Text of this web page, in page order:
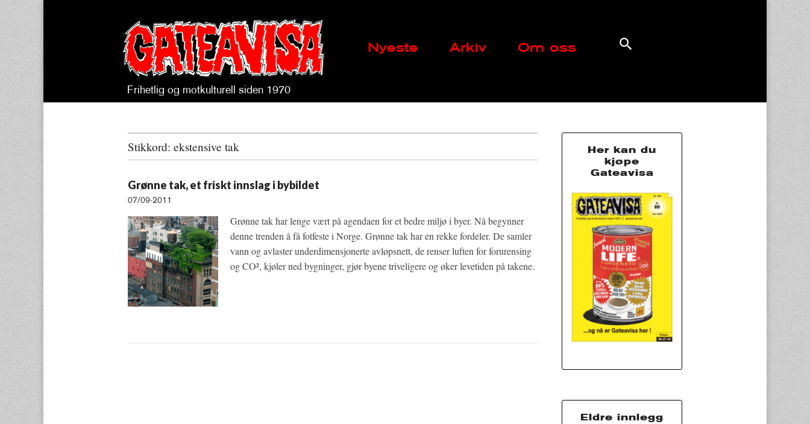
Frihetlig og motkulturell siden 1970
Main
Skip
Nyeste Arkiv Om oss
Stikkord: ekstensive tak
Grønne tak, et friskt innslag i bybildet
07/09-2011
Grønne tak har lenge vært på agendaen for et bedre miljø i byer. Nå begynner
denne trenden å få fotfeste i Norge. Grønne tak har en rekke fordeler. De samler
vann og avlaster underdimensjonerte avløpsnett, de renser luften for forurensing
og CO², kjøler ned bygninger, gjør byene triveligere og øker levetiden på takene.
Her kan du
kjøpe
Gateavisa
Eldre innlegg